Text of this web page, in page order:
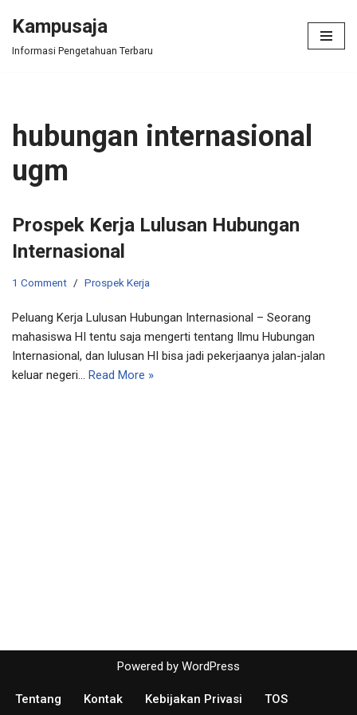
Skip
Kampusaja
Informasi Pengetahuan Terbaru
hubungan internasional
ugm
Prospek Kerja Lulusan Hubungan
Internasional
1 Comment Prospek Kerja
Peluang Kerja Lulusan Hubungan Internasional – Seorang
mahasiswa HI tentu saja mengerti tentang Ilmu Hubungan
Internasional, dan lulusan HI bisa jadi pekerjaanya jalan-jalan
keluar negeri… Read More »
Powered by WordPress
Tentang Kontak Kebijakan Privasi TOS